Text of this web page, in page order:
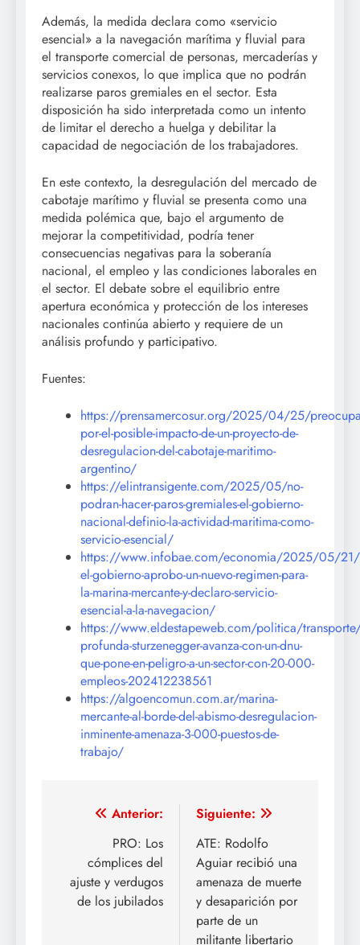
Además, la medida declara como «servicio
esencial» a la navegación marítima y fluvial para
el transporte comercial de personas, mercaderías y
servicios conexos, lo que implica que no podrán
realizarse paros gremiales en el sector. Esta
disposición ha sido interpretada como un intento
de limitar el derecho a huelga y debilitar la
capacidad de negociación de los trabajadores.
En este contexto, la desregulación del mercado de
cabotaje marítimo y fluvial se presenta como una
medida polémica que, bajo el argumento de
mejorar la competitividad, podría tener
consecuencias negativas para la soberanía
nacional, el empleo y las condiciones laborales en
el sector. El debate sobre el equilibrio entre
apertura económica y protección de los intereses
nacionales continúa abierto y requiere de un
análisis profundo y participativo.
Fuentes:
https://prensamercosur.org/2025/04/25/
por-el-posible-impacto-de-un-proyecto-de-
desregulacion-del-cabotaje-maritimo-
argentino/
https://elintransigente.com/2025/05/no-
podran-hacer-paros-gremiales-el-gobierno-
nacional-definio-la-actividad-maritima-como-
servicio-esencial/
https://www.infobae.com/economia/2025/05/21/
el-gobierno-aprobo-un-nuevo-regimen-para-
la-marina-mercante-y-declaro-servicio-
esencial-a-la-navegacion/
https://www.eldestapeweb.com/politica/
profunda-sturzenegger-avanza-con-un-dnu-
que-pone-en-peligro-a-un-sector-con-20-000-
empleos-202412238561
https://algoencomun.com.ar/marina-
mercante-al-borde-del-abismo-desregulacion-
inminente-amenaza-3-000-puestos-de-
trabajo/
Navegación
entradas
Anterior:
PRO: Los
cómplices del
ajuste y verdugos
de los jubilados
Siguiente:
ATE: Rodolfo
Aguiar recibió una
amenaza de muerte
y desaparición por
parte de un
militante libertario